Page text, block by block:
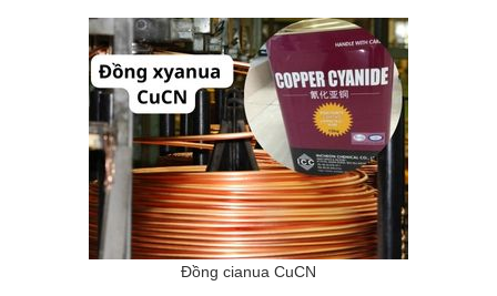
Chất phụ gia nước mắm
Chất phụ gia rau củ quả
Chất phụ gia thạch rau câu
Chất phụ gia đậu hũ
HÓA CHẤT TẨY RỬA
Tẩy rửa công nghiệp
Tẩy rửa sinh hoạt
Tẩy rửa ô tô xe máy
Tẩy cáu cặn đường ống
Đồng cianua CuCN